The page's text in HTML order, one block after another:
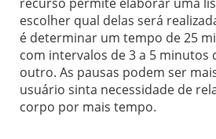
escolher qual delas será
é determinar um tempo de 25
com intervalos de 3 a 5 minutos
outro. As pausas podem ser
usuário sinta necessidade de
corpo por mais tempo.